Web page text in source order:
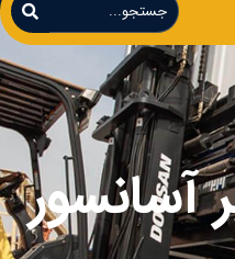
آسانسور